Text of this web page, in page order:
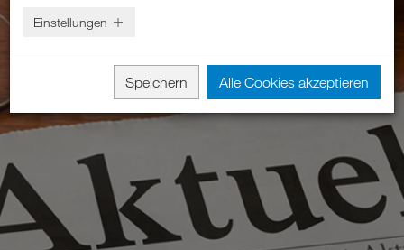
Einstellungen
Speichern Alle Cookies akzeptieren